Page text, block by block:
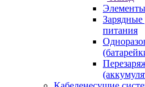
Зарядные
питания